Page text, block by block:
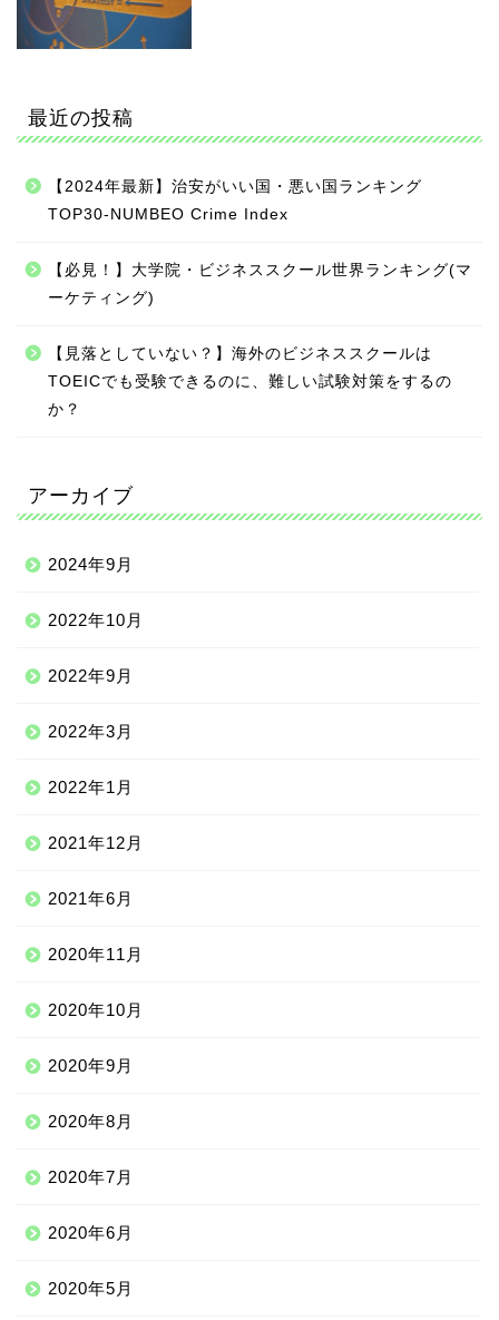
最近の投稿
【2024年最新】治安がいい国・悪い国ランキング
TOP30-NUMBEO Crime Index
【必見！】大学院・ビジネススクール世界ランキング(マ
ーケティング)
【見落としていない？】海外のビジネススクールは
TOEICでも受験できるのに、難しい試験対策をするの
か？
アーカイブ
2024年9月
2022年10月
2022年9月
2022年3月
2022年1月
2021年12月
2021年6月
2020年11月
2020年10月
2020年9月
2020年8月
2020年7月
2020年6月
2020年5月